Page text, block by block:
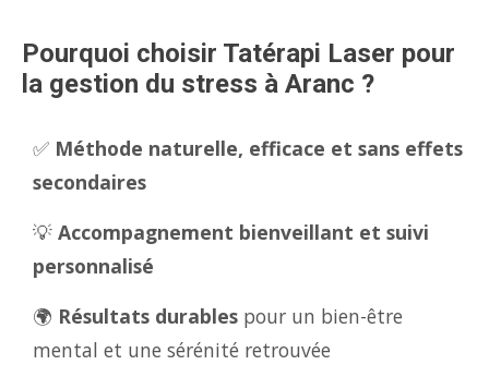
Pourquoi choisir Tatérapi Laser pour
la gestion du stress à Aranc ?
✅ Méthode naturelle, efficace et sans effets
secondaires
💡 Accompagnement bienveillant et suivi
personnalisé
🌍 Résultats durables pour un bien-être
mental et une sérénité retrouvée